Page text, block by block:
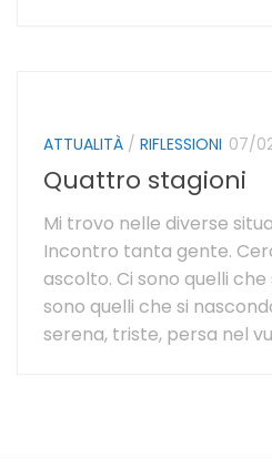
ATTUALITÀ / RIFLESSIONI 07/
Quattro stagioni
Mi trovo nelle diverse
Incontro tanta gente.
ascolto. Ci sono quelli
sono quelli che si
serena, triste, persa nel